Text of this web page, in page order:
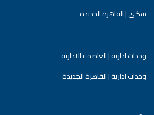
سكني | القاهرة الجديدة
وحدات ادارية | العاصمة الادارية
وحدات ادارية | القاهرة الجديدة